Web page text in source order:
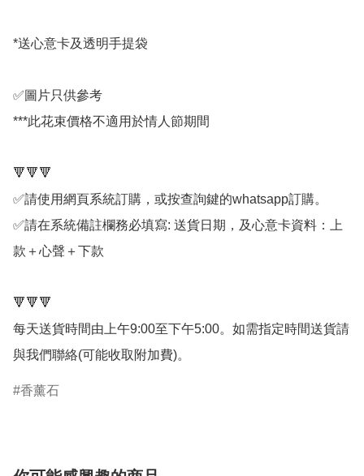
*送心意卡及透明手提袋
✅圖片只供參考
***此花束價格不適用於情人節期間
🔻🔻🔻
✅請使用網頁系統訂購，或按查詢鍵的whatsapp訂購。
✅請在系統備註欄務必填寫: 送貨日期，及心意卡資料：上
款＋心聲＋下款
🔻🔻🔻
每天送貨時間由上午9:00至下午5:00。如需指定時間送貨請
香薰石